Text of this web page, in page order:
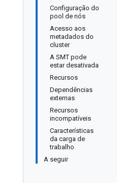
Configuração do
pool de nós
Acesso aos
metadados do
cluster
A SMT pode
estar desativada
Recursos
Dependências
externas
Recursos
incompatíveis
Características
da carga de
trabalho
A seguir